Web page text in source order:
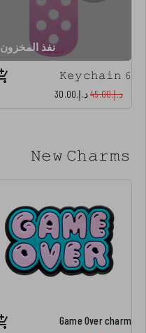
𝙺𝚎𝚢𝚌𝚑𝚊𝚒𝚗 𝟼
د.إ.‏45.00 د.إ.‏30.00
نفذ المخزون
𝙽𝚎𝚠 𝙲𝚑𝚊𝚛𝚖𝚜
Game Over charm